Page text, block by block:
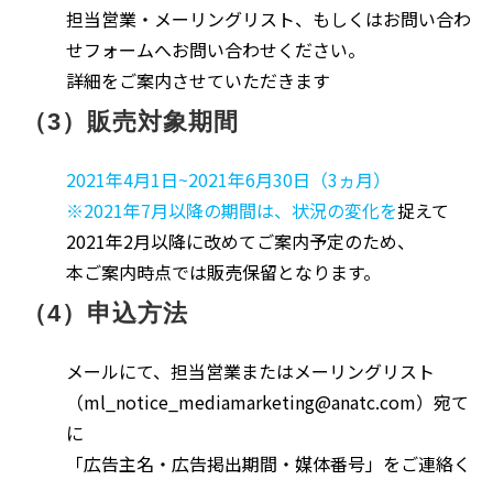
担当営業・メーリングリスト、もしくはお問い合わ
せフォームへお問い合わせください。
詳細をご案内させていただきます
（3）販売対象期間
2021年4月1日~2021年6月30日（3ヵ月）
※2021年7月以降の期間は、状況の変化を捉えて
2021年2月以降に改めてご案内予定のため、
本ご案内時点では販売保留となります。
（4）申込方法
メールにて、担当営業またはメーリングリスト
（ml_notice_mediamarketing@anatc.com）宛て
に
「広告主名・広告掲出期間・媒体番号」をご連絡く